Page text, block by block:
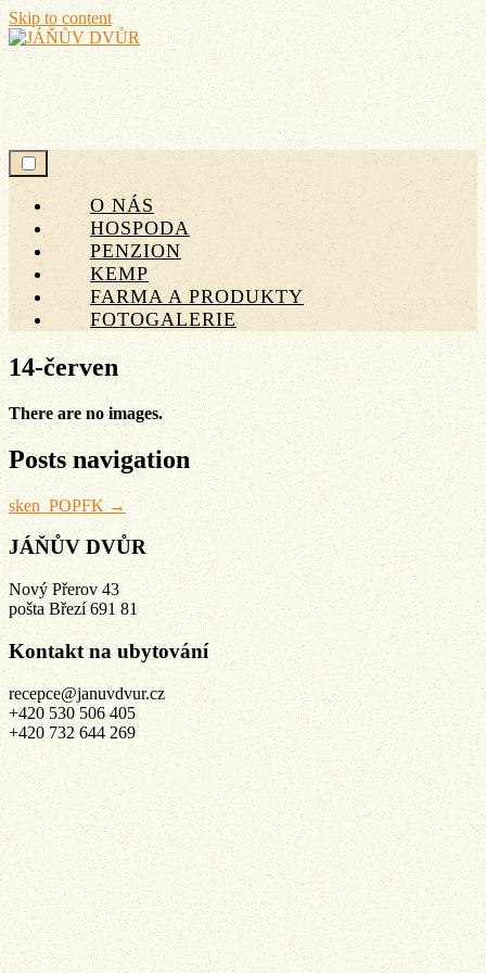
Skip to content
JÁŇŮV DVŮR
O NÁS
HOSPODA
PENZION
KEMP
FARMA A PRODUKTY
FOTOGALERIE
14-červen
There are no images.
Posts navigation
sken_POPFK →
JÁŇŮV DVŮR
Nový Přerov 43
pošta Březí 691 81
Kontakt na ubytování
recepce@januvdvur.cz
+420 530 506 405
+420 732 644 269